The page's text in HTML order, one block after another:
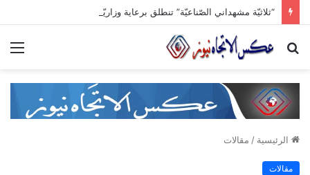
بحث
الرئيسية / مقالات
مقالات